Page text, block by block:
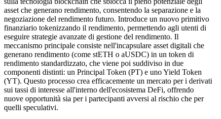
asset che generano rendimento, consentendo la separazione e la
negoziazione del rendimento futuro. Introduce un nuovo primitivo
finanziario tokenizzando il rendimento, permettendo agli utenti di
eseguire strategie avanzate di gestione del rendimento. Il
meccanismo principale consiste nell'incapsulare asset digitali che
generano rendimento (come stETH o aUSDC) in un token di
rendimento standardizzato, che viene poi suddiviso in due
componenti distinti: un Principal Token (PT) e uno Yield Token
(YT). Questo processo crea efficacemente un mercato per i derivati
sui tassi di interesse all'interno dell'ecosistema DeFi, offrendo
nuove opportunità sia per i partecipanti avversi al rischio che per
quelli speculativi.